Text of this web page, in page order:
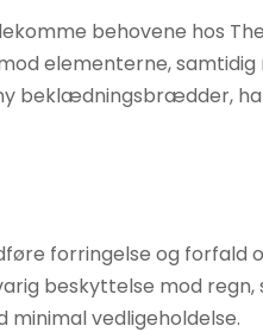
behovene hos
elementerne, samtidig
beklædningsbrædder,
forringelse og forfald
beskyttelse mod regn,
vedligeholdelse.